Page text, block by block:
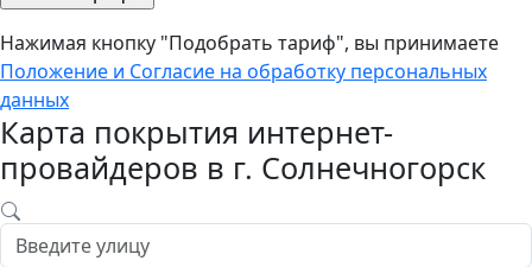
Нажимая кнопку "Подобрать тариф", вы принимаете
Положение и Согласие на обработку персональных
данных
Карта покрытия интернет-
провайдеров в г. Солнечногорск